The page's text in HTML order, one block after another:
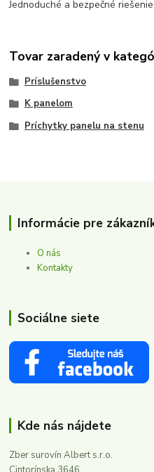
Jednoduché a bezpečné
Tovar zaradený v
Príslušenstvo
K panelom
Príchytky panelu na stenu
Informácie pre
O nás
Kontakty
Sociálne siete
Kde nás nájdete
Zber surovín Albert s.r.o.